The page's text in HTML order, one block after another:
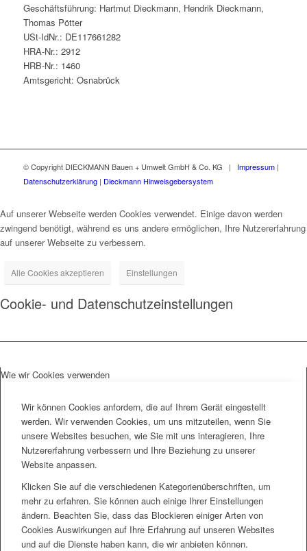
Geschäftsführung: Hartmut Dieckmann, Hendrik Dieckmann,
Thomas Pötter
USt-IdNr.: DE117661282
HRA-Nr.: 2912
HRB-Nr.: 1460
Amtsgericht: Osnabrück
© Copyright DIECKMANN Bauen + Umwelt GmbH & Co. KG | Impressum|
Datenschutzerklärung| Dieckmann Hinweisgebersystem
Auf unserer Webseite werden Cookies verwendet. Einige davon werden
zwingend benötigt, während es uns andere ermöglichen, Ihre Nutzererfahrung
auf unserer Webseite zu verbessern.
Alle Cookies akzeptieren Einstellungen
Cookie- und Datenschutzeinstellungen
Wie wir Cookies verwenden
Wir können Cookies anfordern, die auf Ihrem Gerät eingestellt
werden. Wir verwenden Cookies, um uns mitzuteilen, wenn Sie
unsere Websites besuchen, wie Sie mit uns interagieren, Ihre
Nutzererfahrung verbessern und Ihre Beziehung zu unserer
Website anpassen.
Klicken Sie auf die verschiedenen Kategorienüberschriften, um
mehr zu erfahren. Sie können auch einige Ihrer Einstellungen
ändern. Beachten Sie, dass das Blockieren einiger Arten von
Cookies Auswirkungen auf Ihre Erfahrung auf unseren Websites
und auf die Dienste haben kann, die wir anbieten können.